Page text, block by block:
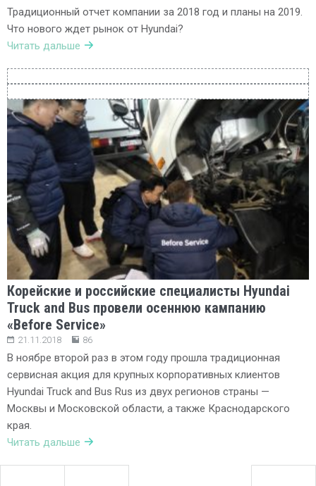
Традиционный отчет компании за 2018 год и планы на 2019.
Что нового ждет рынок от Hyundai?
Читать дальше
Корейские и российские специалисты Hyundai
Truck and Bus провели осеннюю кампанию
«Before Service»
21.11.2018 86
В ноябре второй раз в этом году прошла традиционная
сервисная акция для крупных корпоративных клиентов
Hyundai Truck and Bus Rus из двух регионов страны —
Москвы и Московской области, а также Краснодарского
края.
Читать дальше